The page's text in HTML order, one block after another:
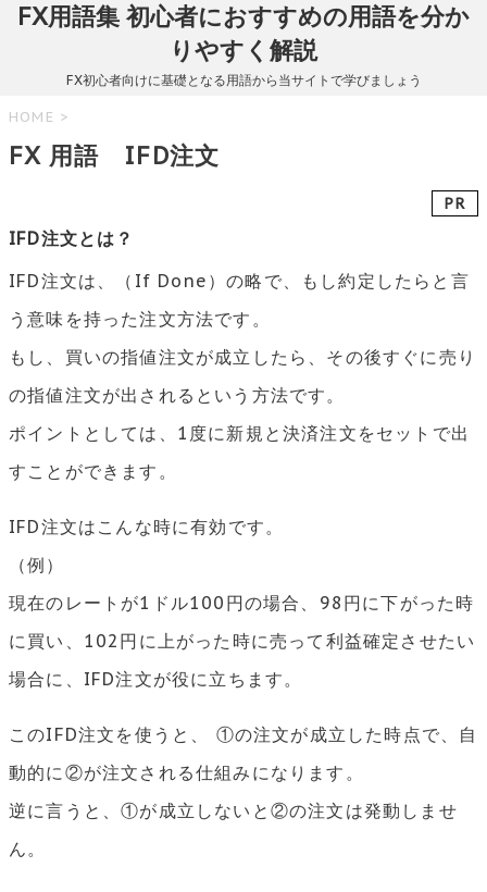
FX用語集 初心者におすすめの用語を分か
りやすく解説
FX初心者向けに基礎となる用語から当サイトで学びましょう
HOME >
FX 用語 IFD注文
PR
IFD注文とは？
IFD注文は、（If Done）の略で、もし約定したらと言
う意味を持った注文方法です。
もし、買いの指値注文が成立したら、その後すぐに売り
の指値注文が出されるという方法です。
ポイントとしては、1度に新規と決済注文をセットで出
すことができます。
IFD注文はこんな時に有効です。
（例）
現在のレートが1ドル100円の場合、98円に下がった時
に買い、102円に上がった時に売って利益確定させたい
場合に、IFD注文が役に立ちます。
このIFD注文を使うと、 ①の注文が成立した時点で、自
動的に②が注文される仕組みになります。
逆に言うと、①が成立しないと②の注文は発動しませ
ん。